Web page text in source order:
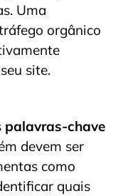
Uma
orgânico
site.
palavras-chave
devem ser
como
quais